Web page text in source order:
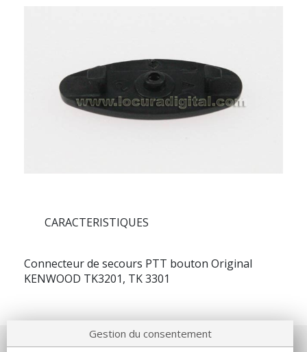
CARACTERISTIQUES
Connecteur de secours PTT bouton Original
KENWOOD TK3201, TK 3301
Gestion du consentement